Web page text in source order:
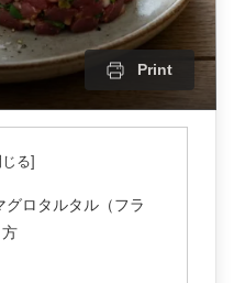
Print
グロタルタル（フラ